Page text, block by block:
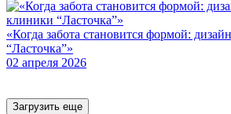
«Когда забота становится формой:
“Ласточка”»
02 апреля 2026
Загрузить еще